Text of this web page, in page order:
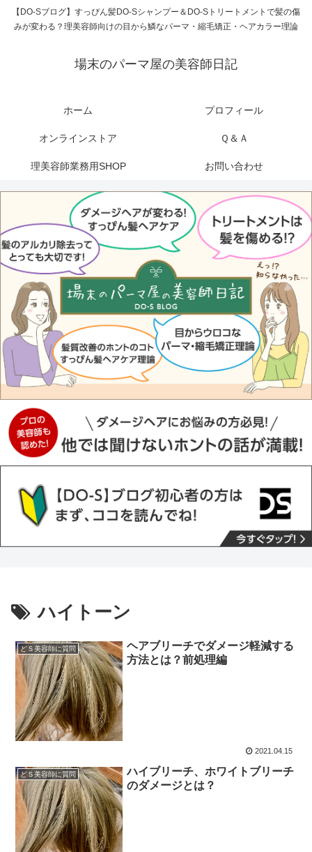
【DO-Sブログ】すっぴん髪DO-Sシャンプー＆DO-Sトリートメントで髪の傷
みが変わる？理美容師向けの目から鱗なパーマ・縮毛矯正・ヘアカラー理論
場末のパーマ屋の美容師日記
ホーム プロフィール
オンラインストア Ｑ＆Ａ
理美容師業務用SHOP お問い合わせ
ハイトーン
どＳ美容師に質問
ヘアブリーチでダメージ軽減する
方法とは？前処理編
2021.04.15
どＳ美容師に質問
ハイブリーチ、ホワイトブリーチ
のダメージとは？